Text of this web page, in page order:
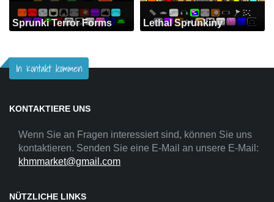
Sprunki Terror Forms Lethal Sprunkiny
In Kontakt kommen
KONTAKTIERE UNS
Wenn Sie an Fragen interessiert sind, können Sie uns
kontaktieren. Senden Sie eine E-Mail an unsere E-Mail:
khmmarket@gmail.com
NÜTZLICHE LINKS